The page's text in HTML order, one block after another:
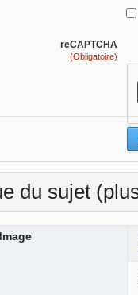
reCAPTCHA
(Obligatoire)
du sujet